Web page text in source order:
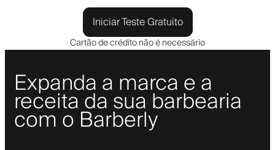
Iniciar Teste Gratuito
Cartão de crédito não é necessário
Expanda a marca e a
receita da sua barbearia
com o Barberly